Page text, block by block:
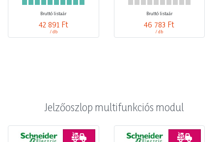
Bruttó listaár
42 891 Ft
/ db
Bruttó listaár
46 783 Ft
/ db
Jelzőoszlop multifunkciós modul